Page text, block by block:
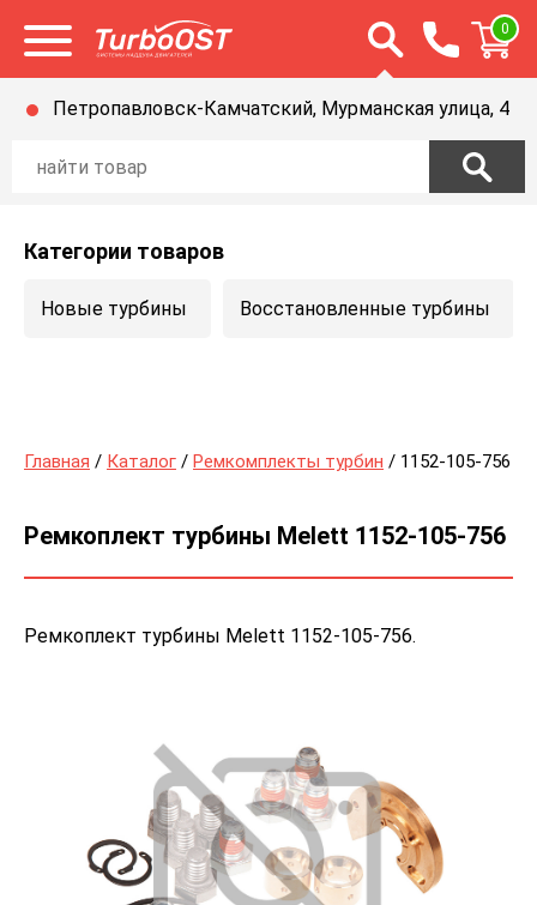
Открыть меню Открыть строку
0
Петропавловск-Камчатский, Мурманская улица, 4
Категории товаров
Новые турбины Восстановленные турбины
Главная / Каталог / Ремкомплекты турбин / 1152-105-756
Ремкоплект турбины Melett 1152-105-756
Ремкоплект турбины Melett 1152-105-756.